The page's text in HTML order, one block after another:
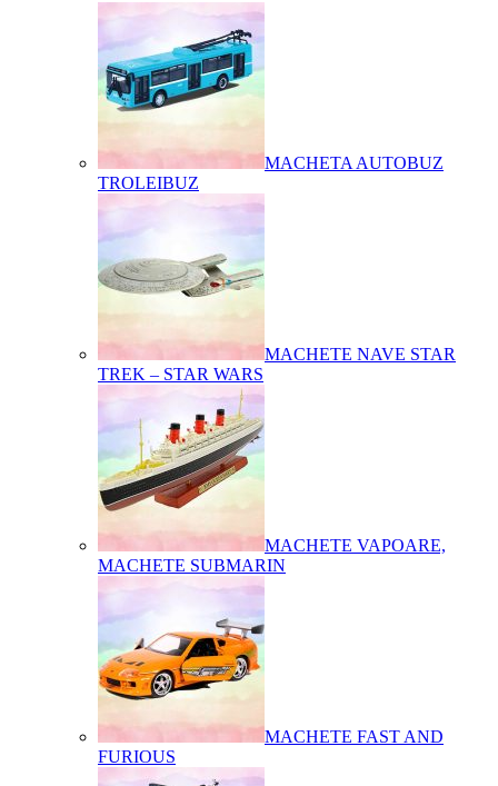
MACHETA AUTOBUZ
TROLEIBUZ
MACHETE NAVE STAR
TREK – STAR WARS
MACHETE VAPOARE,
MACHETE SUBMARIN
MACHETE FAST AND
FURIOUS